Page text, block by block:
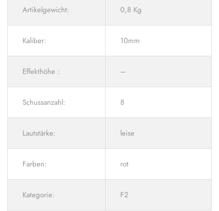
Artikelgewicht: 0,8 Kg
Kaliber: 10mm
Effekthöhe : –
Schussanzahl: 8
Lautstärke: leise
Farben: rot
Kategorie: F2